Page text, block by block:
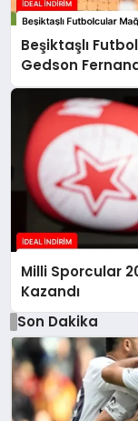
Beşiktaşlı
Gedson
Açıklamalar
Milli Sporcular
Kazandı
Son Dakika